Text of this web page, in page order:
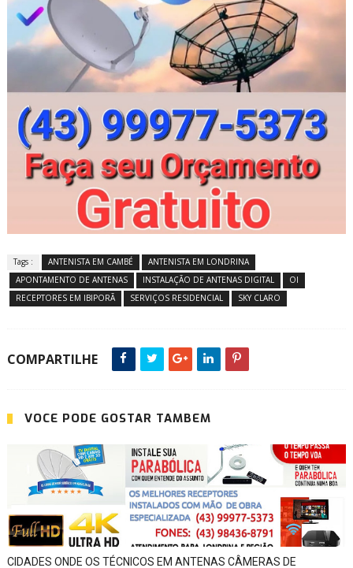
Tags : ANTENISTA EM CAMBÉ
ANTENISTA EM LONDRINA
APONTAMENTO DE ANTENAS
INSTALAÇÃO DE ANTENAS DIGITAL
OI
RECEPTORES EM IBIPORÃ
SERVIÇOS RESIDENCIAL SKY CLARO
COMPARTILHE
VOCÊ PODE GOSTAR TAMBÉM
CIDADES ONDE OS TÉCNICOS EM ANTENAS CÂMERAS DE